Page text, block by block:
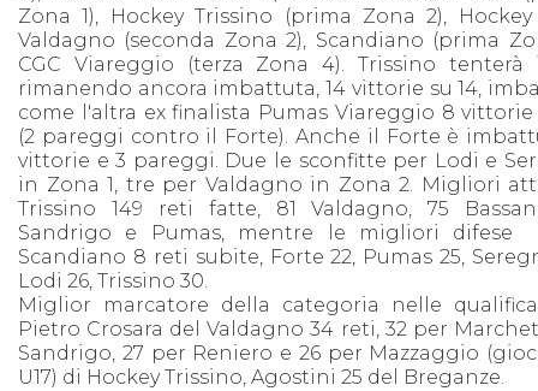
Zona 1), Hockey Trissino (prima Zona 2),
Valdagno (seconda Zona 2), Scandiano (prima
CGC Viareggio (terza Zona 4). Trissino
rimanendo ancora imbattuta, 14 vittorie su 14,
come l'altra ex finalista Pumas Viareggio 8 vittorie
(2 pareggi contro il Forte). Anche il Forte è
vittorie e 3 pareggi. Due le sconfitte per Lodi e
in Zona 1, tre per Valdagno in Zona 2. Migliori
Trissino 149 reti fatte, 81 Valdagno, 75
Sandrigo e Pumas, mentre le migliori difese
Scandiano 8 reti subite, Forte 22, Pumas 25,
Lodi 26, Trissino 30.
Miglior marcatore della categoria nelle
Pietro Crosara del Valdagno 34 reti, 32 per
Sandrigo, 27 per Reniero e 26 per Mazzaggio
U17) di Hockey Trissino, Agostini 25 del Breganze.